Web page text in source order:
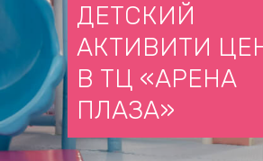
ДЕТСКИЙ
АКТИВИТИ
В ТЦ «АРЕНА
ПЛАЗА»